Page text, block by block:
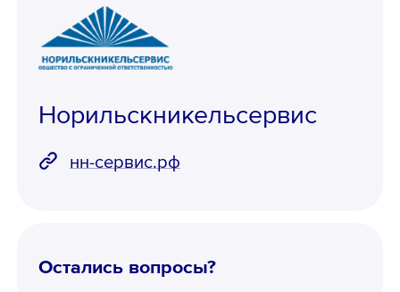
Норильскникельсервис
нн-сервис.рф
Остались вопросы?